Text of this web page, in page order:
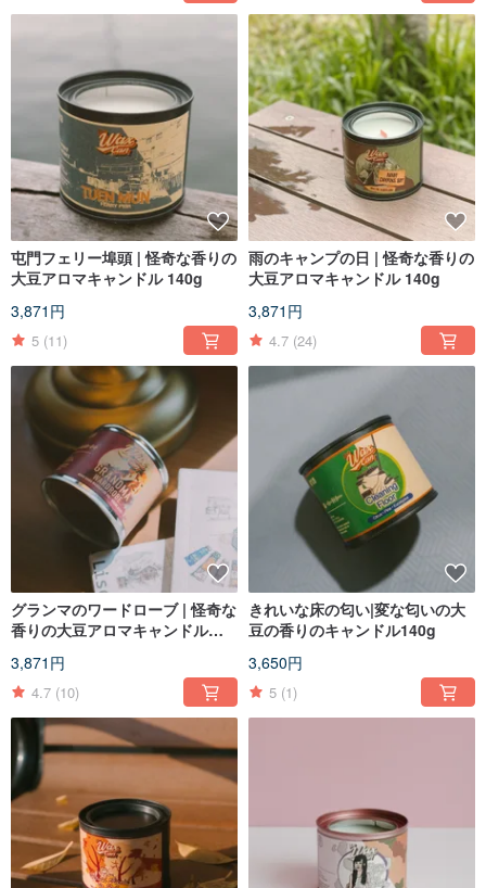
屯門フェリー埠頭 | 怪奇な香りの
大豆アロマキャンドル 140g
3,871円
5 (11)
雨のキャンプの日 | 怪奇な香りの
大豆アロマキャンドル 140g
3,871円
4.7 (24)
グランマのワードローブ | 怪奇な
香りの大豆アロマキャンドル
3,871円
4.7 (10)
きれいな床の匂い|変な匂いの大
豆の香りのキャンドル140g
3,650円
5 (1)